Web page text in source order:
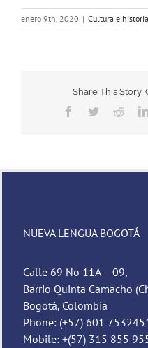
enero 9th, 2020 | Cultura e
Share This Story,
Facebook
Twitter
NUEVA LENGUA BOGOTÁ
Calle 69 No 11A – 09,
Barrio Quinta Camacho
Bogotá, Colombia
Phone: (+57) 601
Mobile: +(57) 315 855